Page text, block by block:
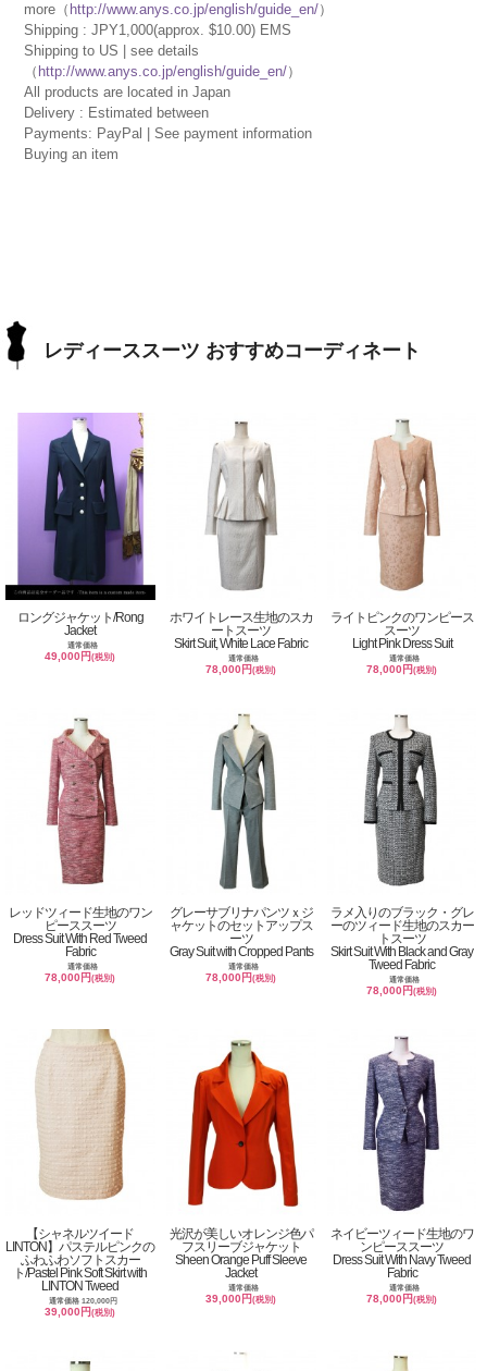
more（ http://www.anys.co.jp/english/guide_en/）
Shipping : JPY1,000(approx. $10.00) EMS
Shipping to US | see details
（ http://www.anys.co.jp/english/guide_en/）
All products are located in Japan
Delivery : Estimated between
Payments: PayPal | See payment information
Buying an item
レディーススーツ おすすめコーディネート
ロングジャケット/Rong
Jacket
通常価格
49,000円(税別)
ホワイトレース生地のスカ
ートスーツ
Skirt Suit, White Lace Fabric
通常価格
78,000円(税別)
ライトピンクのワンピース
スーツ
Light Pink Dress Suit
通常価格
78,000円(税別)
レッドツィード生地のワン
ピーススーツ
Dress Suit With Red Tweed
Fabric
通常価格
78,000円(税別)
グレーサブリナパンツｘジ
ャケットのセットアップス
ーツ
Gray Suit with Cropped Pants
通常価格
78,000円(税別)
ラメ入りのブラック・グレ
ーのツィード生地のスカー
トスーツ
Skirt Suit With Black and Gray
Tweed Fabric
通常価格
78,000円(税別)
【シャネルツイード
LINTON】パステルピンクの
ふわふわソフトスカー
ト/Pastel Pink Soft Skirt with
LINTON Tweed
通常価格 120,000円
39,000円(税別)
光沢が美しいオレンジ色パ
フスリーブジャケット
Sheen Orange Puff Sleeve
Jacket
通常価格
39,000円(税別)
ネイビーツィード生地のワ
ンピーススーツ
Dress Suit With Navy Tweed
Fabric
通常価格
78,000円(税別)